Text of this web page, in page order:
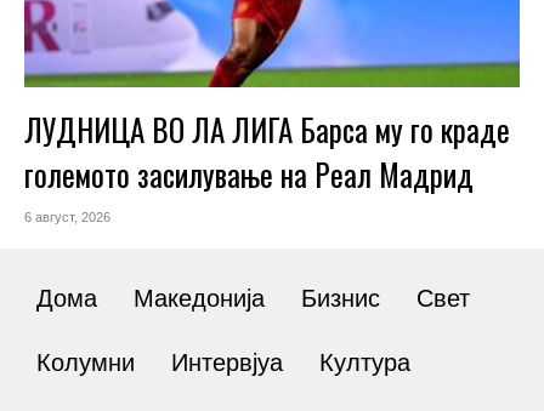
ЛУДНИЦА ВО ЛА ЛИГА Барса му го краде
големото засилување на Реал Мадрид
6 август, 2026
Дома Македонија Бизнис Свет
Колумни Интервјуа Култура